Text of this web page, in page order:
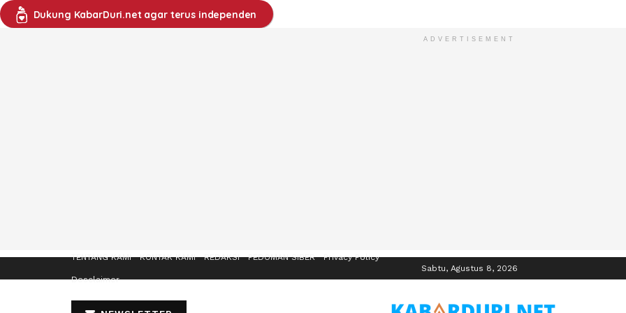
Dukung KabarDuri.net agar terus independen
ADVERTISEMENT
TENTANG KAMI KONTAK KAMI REDAKSI PEDOMAN SIBER Privacy Policy
Desclaimer
Sabtu, Agustus 8, 2026